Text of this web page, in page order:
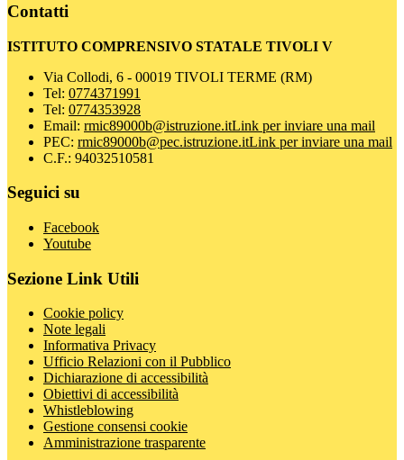
Contatti
ISTITUTO COMPRENSIVO STATALE TIVOLI V
Via Collodi, 6 - 00019 TIVOLI TERME (RM)
Tel: 0774371991
Tel: 0774353928
Email: rmic89000b@istruzione.itLink per inviare una mail
PEC: rmic89000b@pec.istruzione.itLink per inviare una mail
C.F.: 94032510581
Seguici su
Facebook
Youtube
Sezione Link Utili
Cookie policy
Note legali
Informativa Privacy
Ufficio Relazioni con il Pubblico
Dichiarazione di accessibilità
Obiettivi di accessibilità
Whistleblowing
Gestione consensi cookie
Amministrazione trasparente